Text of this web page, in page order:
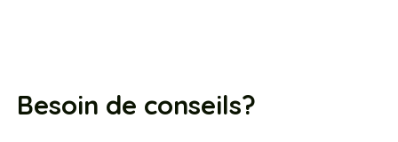
Besoin de conseils?